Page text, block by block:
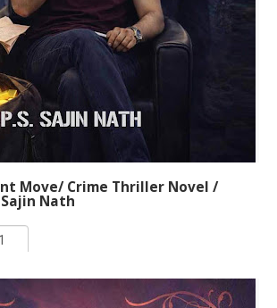
അക്കാലത്തെ മലനാടിനെ
കഥ നിര്‍മിച്ചിരിക്കുന്നത്.
സാമൂഹികവുമായ
സാഹചര്യങ്ങള്‍, പ്രണയം,
യുദ്ധം എന്നിവയെല്ലാം ഈ
Move/ Crime Thriller Novel /
Sajin Nath
ADD TO CART